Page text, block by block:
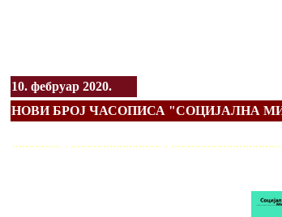
10. фебруар 2020.
НОВИ БРОЈ ЧАСОПИСА "СОЦИЈАЛНА
............... . ............................ .